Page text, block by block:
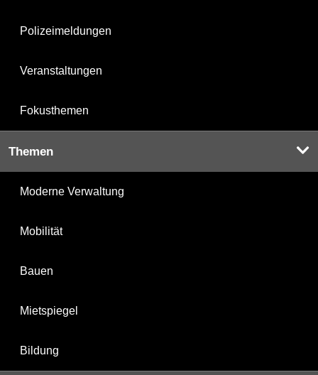
Polizeimeldungen
Veranstaltungen
Fokusthemen
Themen
Moderne Verwaltung
Mobilität
Bauen
Mietspiegel
Bildung